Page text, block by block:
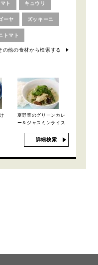
マト キュウリ
ーヤ ズッキーニ
トマト
の他の食材から検索する
夏野菜のグリーンカレ
ー＆ジャスミンライス
詳細検索